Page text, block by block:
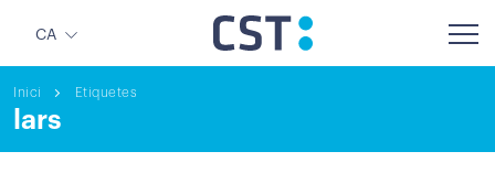
CA
Inici Etiquetes
lars